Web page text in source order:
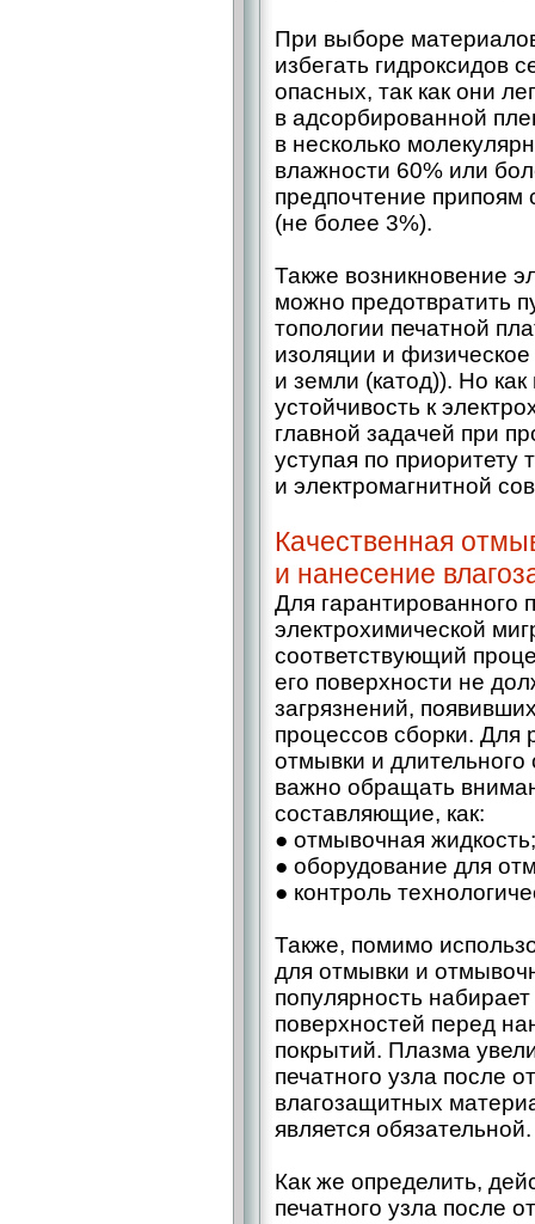
При выборе
избегать гидроксидов
опасных, так как они
в адсорбированной
в несколько
влажности 60% или
предпочтение
(не более 3%).
Также возникновение
можно предотвратить
топологии печатной
изоляции и
и земли (катод)). Но как
устойчивость к
главной задачей при
уступая по
и электромагнитной
Качественная
и нанесение
Для гарантированного
электрохимической
соответствующий
его поверхности не
загрязнений,
процессов сборки. Для
отмывки и длительного
важно обращать
составляющие, как:
● отмывочная жидкость;
● оборудование для
● контроль
Также, помимо
для отмывки и
популярность
поверхностей перед
покрытий. Плазма
печатного узла после
влагозащитных
является обязательной.
Как же определить,
печатного узла после